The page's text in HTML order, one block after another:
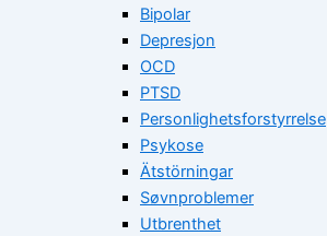
Bipolar
Depresjon
OCD
PTSD
Personlighetsforstyrrelse
Psykose
Ätstörningar
Søvnproblemer
Utbrenthet